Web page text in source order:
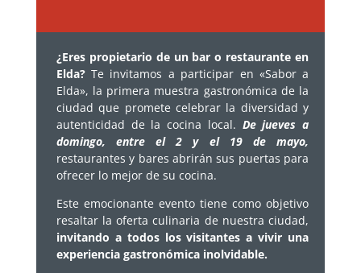
¿Eres propietario de un bar o restaurante en
Elda?Te invitamos a participar en «Sabor a
Elda», la primera muestra gastronómica de la
ciudad que promete celebrar la diversidad y
autenticidad de la cocina local. De jueves a
domingo, entre el 2 y el 19 de mayo,
restaurantes y bares abrirán sus puertas para
ofrecer lo mejor de su cocina.
Este emocionante evento tiene como objetivo
resaltar la oferta culinaria de nuestra ciudad,
invitando a todos los visitantes a vivir una
experiencia gastronómica inolvidable.